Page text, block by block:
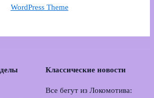
WordPress Theme
Классические новости
Все бегут из Локомотива: